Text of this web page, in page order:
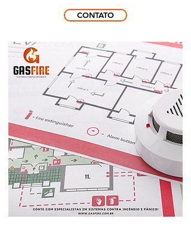
CONTATO